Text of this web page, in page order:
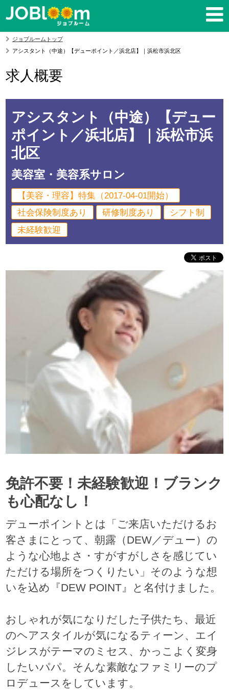
ジョブルームトップ
アシスタント（中途）【デューポイント／浜北店】｜浜松市浜北区
求人概要
アシスタント（中途）【デュー
ポイント／浜北店】｜浜松市浜
北区
美容室・美容系サロン
【美容・理容】特集（2017-04-01開始）
社会保険制度あり
研修制度あり
シフト制
未経験歓迎
免許不要！未経験歓迎！ブランク
も心配なし！
デューポイントとは「ご来店いただけるお
客さまにとって、朝露（DEW／デュー）の
ような心地よさ・すがすがしさを感じてい
ただける場所をつくりたい」そのような想
いを込め『DEW POINT』と名付けました。
おしゃれが気になりだした子供たち、最近
のヘアスタイルが気になるティーン、エイ
ジレスがテーマのミセス、かっこよく変身
したいパパ。そんな素敵なファミリーのプ
ロデュースをしています。